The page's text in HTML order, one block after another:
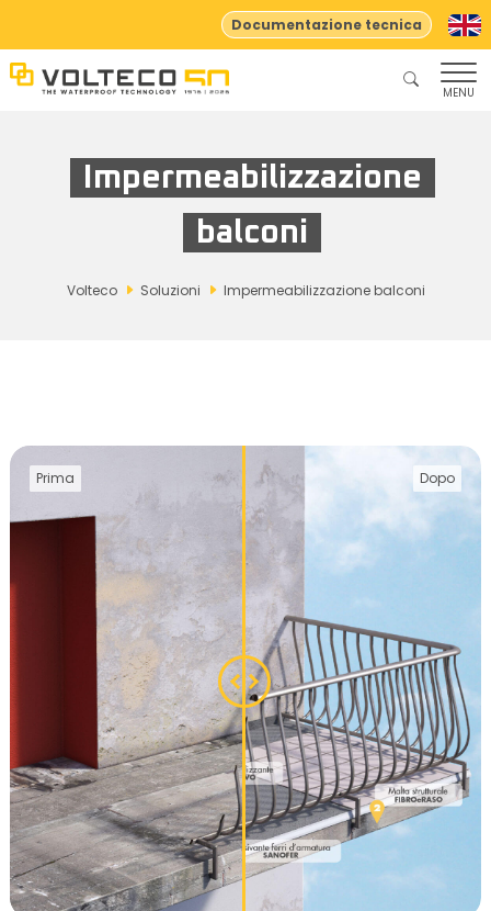
Documentazione tecnica
MENU
Impermeabilizzazione
balconi
Volteco Soluzioni Impermeabilizzazione balconi